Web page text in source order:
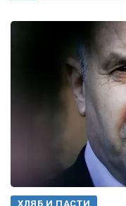
ХЛЯБ И ПАСТИ